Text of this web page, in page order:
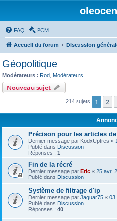
FAQ PCM
Accueil du forum Discussion
Géopolitique
Modérateurs : Rod Modérateurs
Nouveau sujet
214 sujets 1 2
Précison pour les articles de
Dernier message par KodxUptres «
Publié dans Discussion
Réponses : 1
Fin de la récré
Dernier message par Eric « 25 avr.
Publié dans Discussion
Système de filtrage d'ip
Dernier message par Jaguar75 « 03
Publié dans Discussion
Réponses : 40